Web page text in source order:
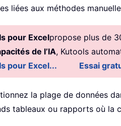
liées aux méthodes
pour Excelpropose plus de
de l’IA, Kutools
pour Excel...
Essai
la plage de données
tableaux ou rapports où la